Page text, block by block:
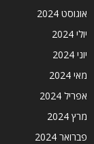
אוגוסט 2024
יולי 2024
יוני 2024
מאי 2024
אפריל 2024
מרץ 2024
פברואר 2024